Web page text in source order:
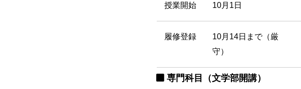
授業開始 10月1日
履修登録
10月14日まで（厳
守）
専門科目（文学部開講）